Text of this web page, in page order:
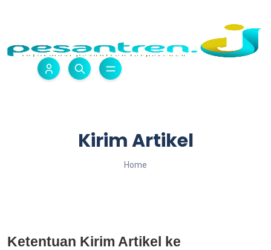
Kirim Artikel
Home
Ketentuan Kirim Artikel ke